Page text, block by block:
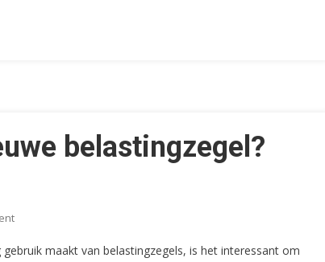
belastingzegel?
On
Nieuwemaakt van belastingzegels, is het interessant om